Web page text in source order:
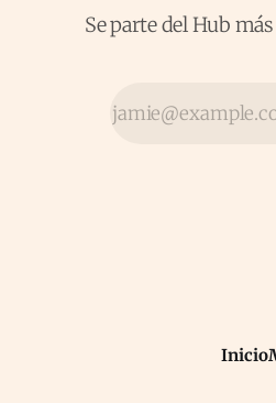
Se parte del Hub
Inicio